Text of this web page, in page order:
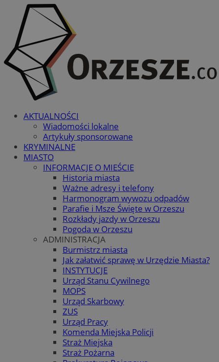
AKTUALNOŚCI
Wiadomości lokalne
Artykuły sponsorowane
KRYMINALNE
MIASTO
INFORMACJE O MIEŚCIE
Historia miasta
Ważne adresy i telefony
Harmonogram wywozu odpadów
Parafie i Msze Święte w Orzeszu
Rozkłady jazdy w Orzeszu
Pogoda w Orzeszu
ADMINISTRACJA
Burmistrz miasta
Jak załatwić sprawę w Urzędzie Miasta?
INSTYTUCJE
Urząd Stanu Cywilnego
MOPS
Urząd Skarbowy
ZUS
Urząd Pracy
Komenda Miejska Policji
Straż Miejska
Straż Pożarna